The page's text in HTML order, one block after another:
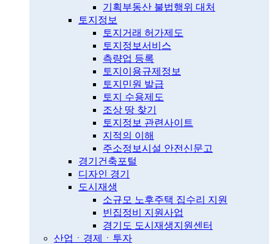
기획부동산 불법행위 대처
토지정보
토지거래 허가제도
토지정보서비스
측량업 등록
토지이용규제정보
토지민원 발급
토지 수용제도
조상 땅 찾기
토지정보 관련사이트
지적의 이해
주소정보시설 안전신문고
경기건축포털
디자인 경기
도시재생
소규모 노후주택 집수리 지원
빈집정비 지원사업
경기도 도시재생지원센터
산업ㆍ경제ㆍ투자